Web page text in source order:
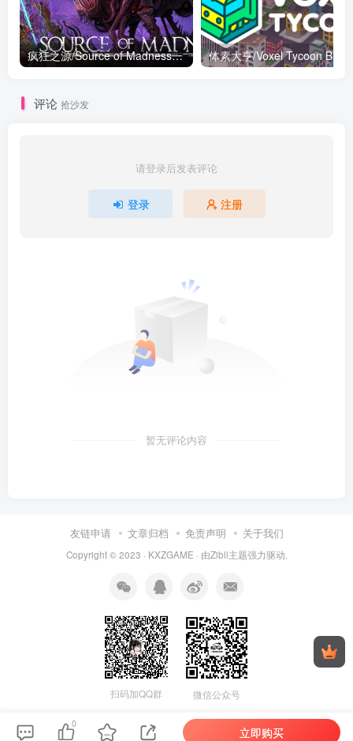
疯狂之源/Source of Madness v1.1.7|动作冒险|容量2.1GB|免安装绿色中文版
评论 抢沙发
请登录后发表评论
登录 注册
暂无评论内容
友链申请 文章归档 免责声明 关于我们
Copyright © 2023 · KXZGAME · 由Zibll主题强力驱动.
扫码加QQ群 微信公众号
0
立即购买